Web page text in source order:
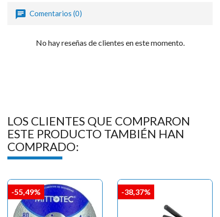
Comentarios (0)
No hay reseñas de clientes en este momento.
LOS CLIENTES QUE COMPRARON
ESTE PRODUCTO TAMBIÉN HAN
COMPRADO:
-55,49% -38,37%